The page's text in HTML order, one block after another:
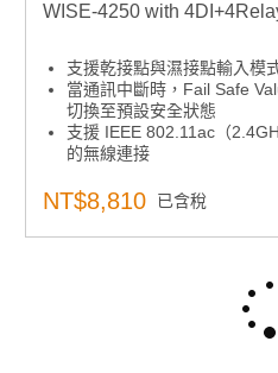
WISE-4250 with
支援乾接點與濕接點輸入模
當通訊中斷時，Fail Safe
切換至預設安全狀態
支援 IEEE 802.11ac（
的無線連接
傳輸安全
具備超過 10,000 筆資料本
RTC 時間同步，以及
SNTP、TCP/IP、HTTPS、
NT$8,810 已含稅